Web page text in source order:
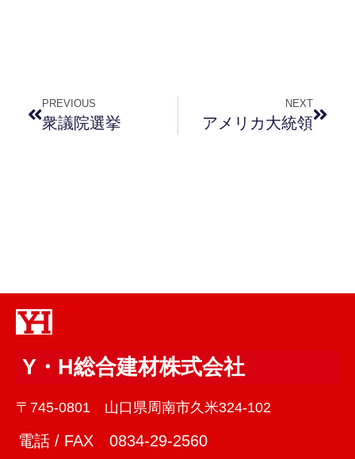
PREVIOUS
衆議院選挙
NEXT
アメリカ大統領
Y・H総合建材株式会社
〒745-0801 山口県周南市久米324-102
電話 / FAX 0834-29-2560